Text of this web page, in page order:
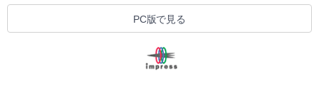
PC版で見る